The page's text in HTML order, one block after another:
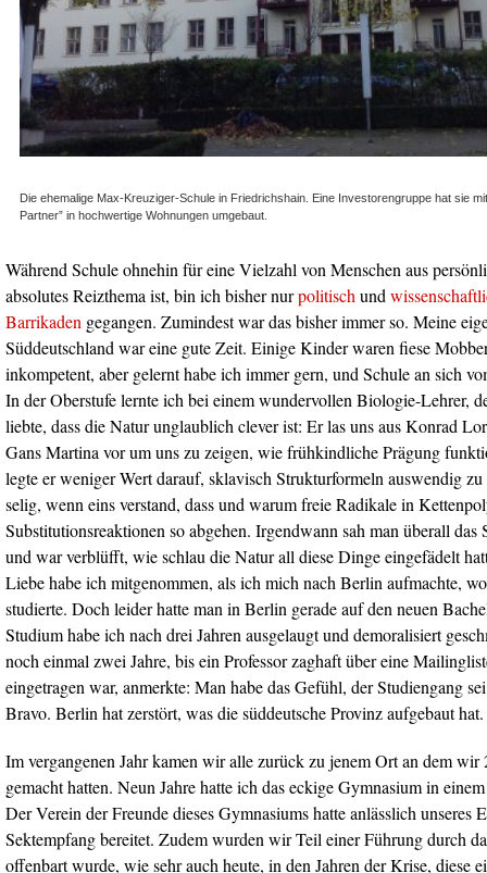
Die ehemalige Max-Kreuziger-Schule in Friedrichshain. Eine Investorengruppe hat sie
Partner” in hochwertige Wohnungen umgebaut.
Während Schule ohnehin für eine Vielzahl von Menschen aus
absolutes Reizthema ist, bin ich bisher nurpolitisch und
Barrikaden gegangen. Zumindest war das bisher immer so. Meine
Süddeutschland war eine gute Zeit. Einige Kinder waren fiese
inkompetent, aber gelernt habe ich immer gern, und Schule an sich
In der Oberstufe lernte ich bei einem wundervollen Biologie-Lehrer,
liebte, dass die Natur unglaublich clever ist: Er las uns aus Konrad
Gans Martina vor um uns zu zeigen, wie frühkindliche Prägung
legte er weniger Wert darauf, sklavisch Strukturformeln auswendig
selig, wenn eins verstand, dass und warum freie Radikale in
Substitutionsreaktionen so abgehen. Irgendwann sah man überall das
und war verblüfft, wie schlau die Natur all diese Dinge eingefädelt
Liebe habe ich mitgenommen, als ich mich nach Berlin aufmachte,
studierte. Doch leider hatte man in Berlin gerade auf den neuen
Studium habe ich nach drei Jahren ausgelaugt und demoralisiert
noch einmal zwei Jahre, bis ein Professor zaghaft über eine
eingetragen war, anmerkte: Man habe das Gefühl, der Studiengang
Bravo. Berlin hat zerstört, was die süddeutsche Provinz aufgebaut hat.
Im vergangenen Jahr kamen wir alle zurück zu jenem Ort an dem
gemacht hatten. Neun Jahre hatte ich das eckige Gymnasium in
Der Verein der Freunde dieses Gymnasiums hatte anlässlich unseres
Sektempfang bereitet. Zudem wurden wir Teil einer Führung durch
offenbart wurde, wie sehr auch heute, in den Jahren der Krise, diese